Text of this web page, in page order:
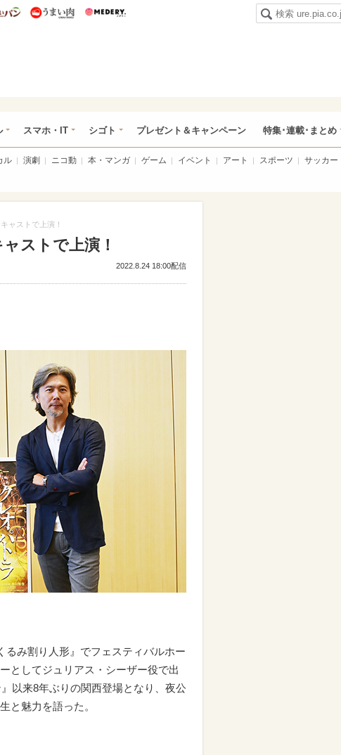
集
めし うまいパン うまい肉
スマホ・IT シゴト プレゼント＆キャンペーン 特集･連載･まとめ
ル 演劇 ニコ動 本・マンガ ゲーム イベント アート スポーツ サッカー
ャストで上演！
ストで上演！
2022.8.24 18:00配信
み割り人形』でフェスティバルホー
としてジュリアス・シーザー役で出
以来8年ぶりの関西登場となり、夜公
と魅力を語った。